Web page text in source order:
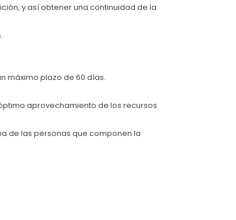
y así obtener una continuidad de la
máximo plazo de 60 días.
aprovechamiento de los recursos
de las personas que componen la